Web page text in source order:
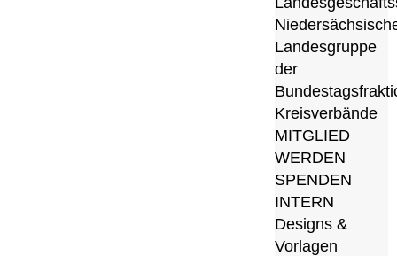
Landesgruppe
der
Kreisverbände
MITGLIED
WERDEN
SPENDEN
INTERN
Designs &
Vorlagen